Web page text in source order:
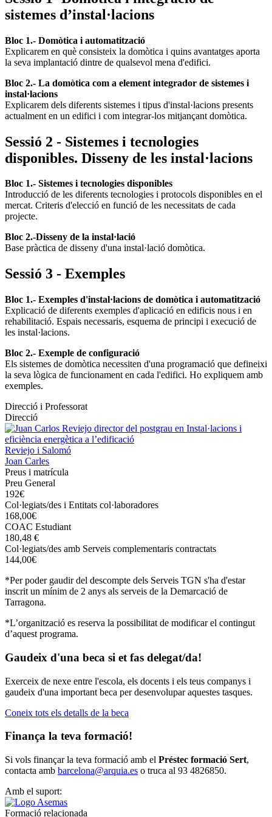
sistemes d’instal·lacions
Bloc 1.- Domòtica i automatització
Explicarem en què consisteix la domòtica i quins avantatges aporta
la seva implantació dintre de qualsevol mena d'edifici.
Bloc 2.- La domòtica com a element integrador de sistemes i
instal·lacions
Explicarem dels diferents sistemes i tipus d'instal·lacions presents
actualment en un edifici i com integrar-los mitjançant domòtica.
Sessió 2 - Sistemes i tecnologies
disponibles. Disseny de les instal·lacions
Bloc 1.- Sistemes i tecnologies disponibles
Introducció de les diferents tecnologies i protocols disponibles en el
mercat. Criteris d'elecció en funció de les necessitats de cada
projecte.
Bloc 2.-Disseny de la instal·lació
Base pràctica de disseny d'una instal·lació domòtica.
Sessió 3 - Exemples
Bloc 1.- Exemples d'instal·lacions de domòtica i automatització
Explicació de diferents exemples d'aplicació en edificis nous i en
rehabilitació. Espais necessaris, esquema de principi i execució de
les instal·lacions.
Bloc 2.- Exemple de configuració
Els sistemes de domòtica necessiten d'una programació que defineixi
la seva lògica de funcionament en cada l'edifici. Ho expliquem amb
exemples.
Direcció i Professorat
Direcció
Reviejo i Salomó
Joan Carles
Preus i matrícula
Preu General
192€
Col·legiats/des i Entitats col·laboradores
168,00€
COAC Estudiant
180,48 €
Col·legiats/des amb Serveis complementaris contractats
144,00€
*Per poder gaudir del descompte dels Serveis TGN s'ha d'estar
inscrit un mínim de 2 anys als serveis de la Demarcació de
Tarragona.
*L’organització es reserva la possibilitat de modificar el contingut
d’aquest programa.
Gaudeix d'una beca si et fas delegat/da!
Exerceix de nexe entre l'escola, els docents i els teus companys i
gaudeix d'una important beca per desenvolupar aquestes tasques.
Coneix tots els detalls de la beca
Finança la teva formació!
Si vols finançar la teva formació amb el Préstec formació Sert,
contacta amb barcelona@arquia.es o truca al 93 4826850.
Amb el suport:
Formació relacionada